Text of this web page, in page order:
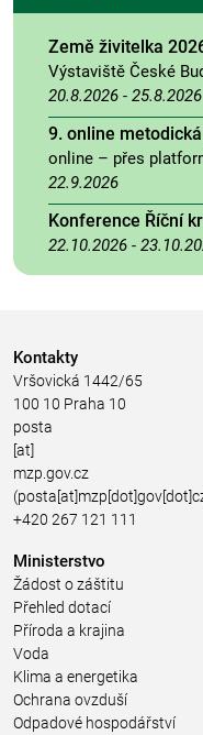
Země živitelka
Výstaviště České
20.8.2026 - 25.8.2026
9. online
online – přes
22.9.2026
Konference Říční
22.10.2026 -
Kontakty
Vršovická 1442/65
100 10 Praha 10
posta
[at]
mzp.gov.cz
+420 267 121 111
Ministerstvo
Žádost o záštitu
Přehled dotací
Příroda a krajina
Voda
Klima a energetika
Ochrana ovzduší
Odpadové hospodářství